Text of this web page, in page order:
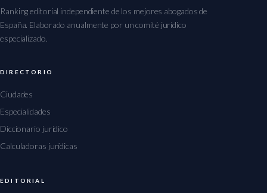
Ranking editorial independiente de los mejores abogados de
España. Elaborado anualmente por un comité jurídico
especializado.
DIRECTORIO
Ciudades
Especialidades
Diccionario jurídico
Calculadoras jurídicas
EDITORIAL